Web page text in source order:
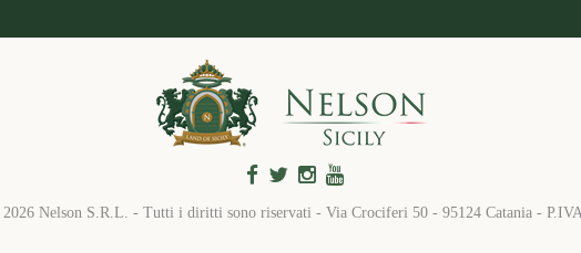
2026 Nelson S.R.L. - Tutti i diritti sono riservati - Via Crociferi 50 - 95124 Catania -